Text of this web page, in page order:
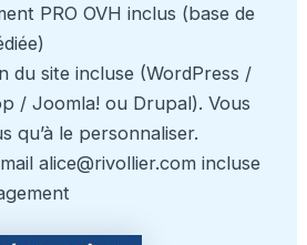
PRO OVH inclus (base de
du site incluse (WordPress /
/ Joomla! ou Drupal). Vous
qu’à le personnaliser.
alice@rivollier.com incluse